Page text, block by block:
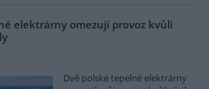
elektrárny omezují provoz kvůli
Dvě polské tepelné elektrárny